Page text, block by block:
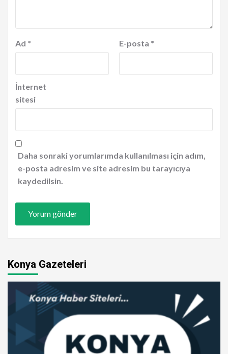
Ad * E-posta *
İnternet
sitesi
Daha sonraki yorumlarımda kullanılması için adım,
e-posta adresim ve site adresim bu tarayıcıya
kaydedilsin.
Konya Gazeteleri